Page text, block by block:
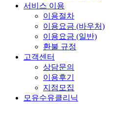
서비스 이용
이용절차
이용요금 (바우처)
이용요금 (일반)
환불 규정
고객센터
상담문의
이용후기
지점모집
모유수유클리닉